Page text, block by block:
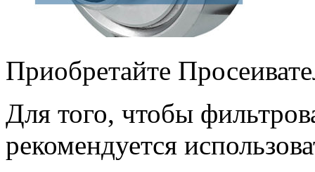
Приобретайте
Для того, чтобы
рекомендуется